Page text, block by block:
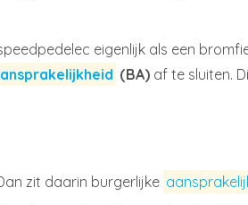
eigenlijk als een
(BA) af te sluiten.
zit daarin burgerlijke